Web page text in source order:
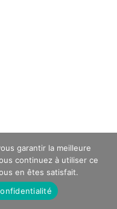
garantir la meilleure
continuez à utiliser ce
en êtes satisfait.